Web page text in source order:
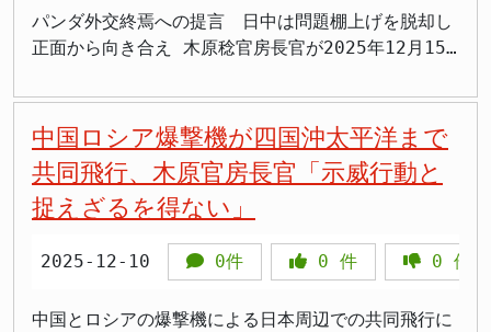
す。連合内では国民民主が連立に参加すれば自民にの
み込まれかねないとの懸念が根強くあります。 労働
緩和についても、芳野氏は反対を明言しています。高
市氏は2025年12月の参院予算委員会で、労働時間規
制に企業が過剰に反応していると述べ、規制緩和の必
要性を訴えました。 連合は労働者の権利保護を重視
する立場から、労働時間規制の緩和には慎重です。こ
連合の政治的立ち位置 連合の芳野会長氏は2021年の
就任以来、自民党との対話姿勢を見せたり、共産党と
の共闘に反対したりと、従来の連合路線とは異なる動
い結びつきを強調した異例の言及があります。中国は
琉球王国が1372年から1879年まで中国と宗藩関係を
主張を展開しています。 事実に反する主張には反論
する方針 木原官房長官は会見で「わが国の政策や立
場に関し、事実に反する主張がなされる場合には日本
政府としてしっかりと反論を発信してきており、今後
ともその方針に変わりはありません」と強調しまし
た。国際社会において正確な理解が保たれるような取
り組みを行っていく考えを示しました。 木原氏は
た高市内閣で官房長官に就任しました。熊本県出身で
ゃん。本当に大丈夫なのか心配」 >「軍事費の透明性
がないって、何を隠してるんだろう」 >「日本も防衛
う」 >「台湾有事は日本有事って言われてるし、真剣
に考えないと」 台湾情勢と日本の安全保障 台湾をめ
ぐる情勢は、日本の安全保障に直結する問題だ。台湾
海峡は日本のシーレーン（海上交通路）に近接してお
り、有事の際には日本の経済活動にも重大な影響が及
ぶ。また、沖縄県の先島諸島は台湾から約100キロメ
ートルしか離れておらず、軍事的緊張が高まれば日本
年、防衛力の抜本的強化を進めている。2022年12月
した。 >「旧姓使用の法制化なんて、本当の別姓制度
を阻止するためのまやかしでしょ」 >「家族の一体感
強いられるのは変わらないじゃないか」 >「これで別
姓推進派も納得するんじゃない？良い妥協案だと思
う」 戸籍制度維持が最優先、家族観への配慮 自民党
と日本維新の会の連立政権合意書では、「戸籍制度お
よび同一戸籍・同一氏の原則を維持しながら、社会生
活のあらゆる場面で旧姓使用に法的効力を与える制度
パンダ外交終焉への提言 日中は問題棚上げを脱却し
正面から向き合え 木原稔官房長官が2025年12月15
月に中国に返還される件について「パンダを通じた交
流の継続を期待している」と述べた。しかし、約50年
にわたって続いたパンダ外交は、日中間の根本的な問
題解決を先送りするツールとして機能してきた面は否
めない。むしろ今こそ、尖閣諸島問題や歴史認識問題
曖昧な関係改善の限界が露呈 パンダ外交は1972年の
日中国交正常化以降、両国の友好関係を象徴するもの
として機能してきた。当初は毛沢東主席がニクソン大
中国ロシア爆撃機が四国沖太平洋まで
共同飛行、木原官房長官「示威行動と
捉えざるを得ない」
2025-12-10 0件 0 件 0 件
中国とロシアの爆撃機による日本周辺での共同飛行に